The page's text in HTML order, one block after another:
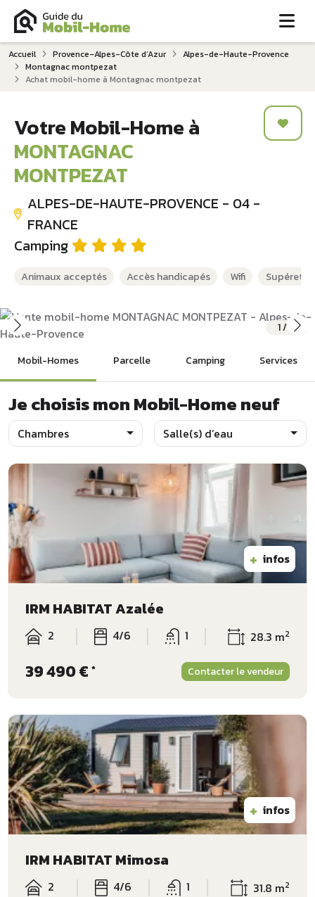
Accueil Provence-Alpes-Côte d‘Azur
Alpes-de-Haute-Provence
Montagnac montpezat
Achat mobil-home à Montagnac montpezat
Votre Mobil-Home à
MONTAGNAC
MONTPEZAT
ALPES-DE-HAUTE-PROVENCE - 04 -
FRANCE
Camping
Animaux acceptés Accès handicapés Wifi Supérette
1/ 31
Mobil-Homes Parcelle Camping Services
Je choisis mon Mobil-Home neuf
Chambres Salle(s) d’eau
+ infos
IRM HABITAT Azalée
2 4/6 1 28.3 m2
39 490 € * Contacter le vendeur
+ infos
IRM HABITAT Mimosa
2 4/6 1 31.8 m2